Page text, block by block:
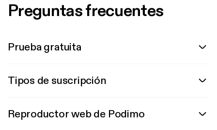
Preguntas frecuentes
Prueba gratuita
Tipos de suscripción
Reproductor web de Podimo